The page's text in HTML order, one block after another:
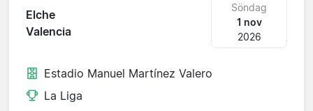
Elche
Valencia
Söndag
1 nov
2026
Estadio Manuel Martínez Valero
La Liga